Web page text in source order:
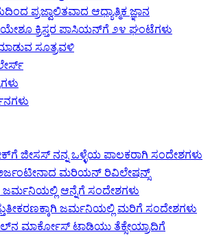
ಪ್ರಜ್ವಾಲಿತವಾದ ಆಧ್ಯಾತ್ಮಿಕ ಜ್ಞಾನ
ಯೇಶೂ ಕ್ರಿಸ್ತರ ಪಾಸಿಯನ್‌ಗೆ ೨೪ ಘಂಟೆಗಳು
ಸೂತ್ರವಳಿ
ಜೀಸಸ್ ನನ್ನ ಒಳ್ಳೆಯ ಪಾಲಕರಾಗಿ ಸಂದೇಶಗಳು
ಮರಿಯನ್ ರಿವಿಲೇಷನ್ಸ್
ಆನ್ನೆಗೆ ಸಂದೇಶಗಳು
ಜರ್ಮನಿಯಲ್ಲಿ ಮರಿಗೆ ಸಂದೇಶಗಳು
ಮಾರ್ಕೋಸ್ ಟಾಡಿಯು ತೆಕ್ಸೇಯ್ರಾದಿಗೆ